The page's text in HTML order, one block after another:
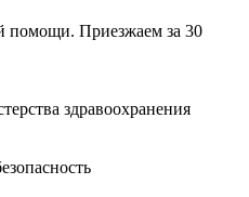
помощи. Приезжаем за 30
здравоохранения